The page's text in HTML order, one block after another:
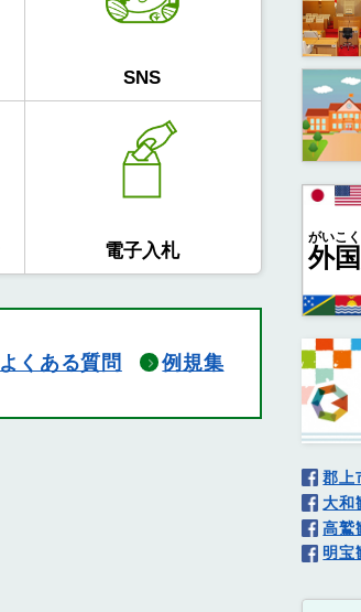
SNS
電子入札
よくある質問 例規集
外
がいこ
郡上
大和
高鷲
明宝